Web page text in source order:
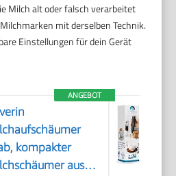
Milch alt oder falsch verarbeitet
mit derselben Technik.
Einstellungen für dein Gerät
ANGEBOT
kompakter
aus